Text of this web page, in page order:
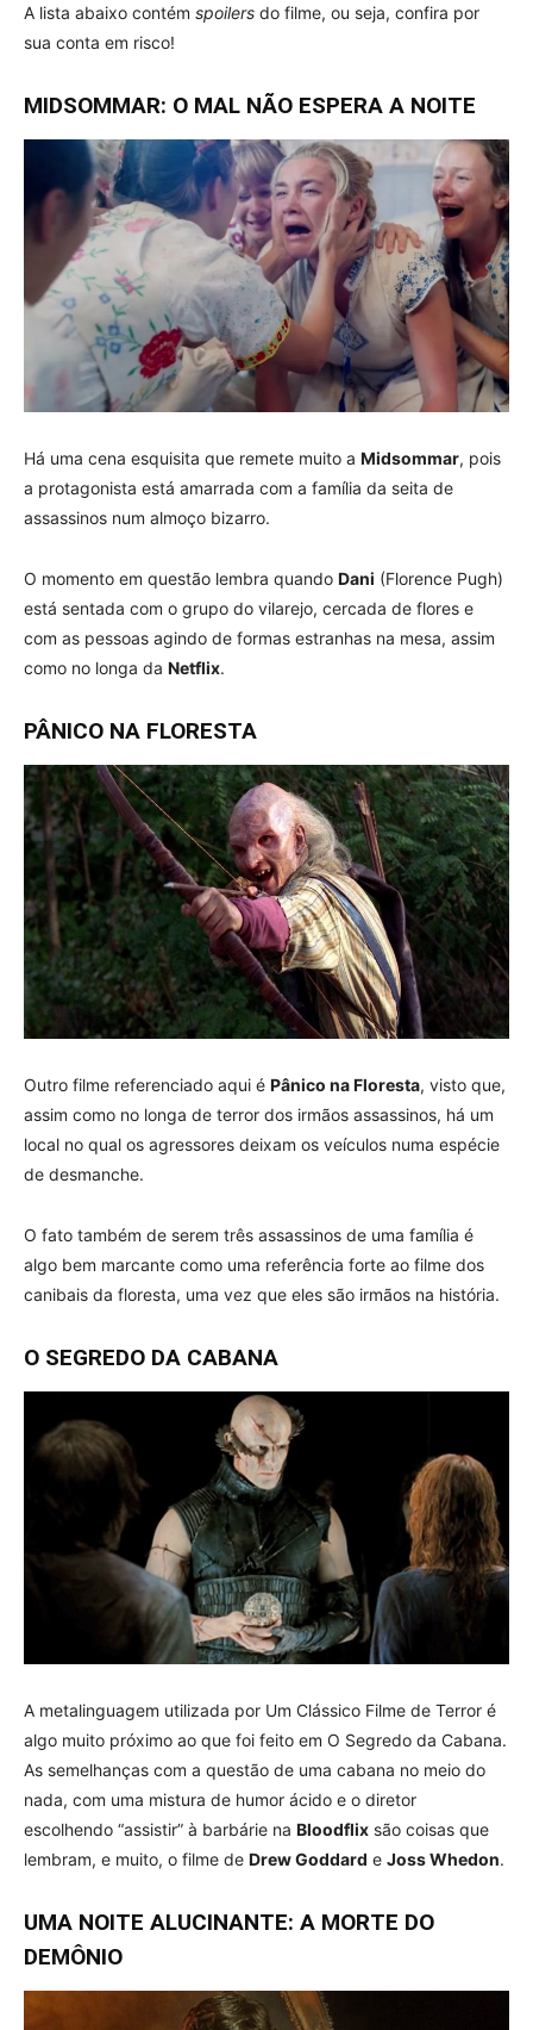
A lista abaixo contém spoilers do filme, ou seja, confira por
sua conta em risco!
MIDSOMMAR: O MAL NÃO ESPERA A NOITE
Há uma cena esquisita que remete muito a Midsommar, pois
a protagonista está amarrada com a família da seita de
assassinos num almoço bizarro.
O momento em questão lembra quando Dani (Florence Pugh)
está sentada com o grupo do vilarejo, cercada de flores e
com as pessoas agindo de formas estranhas na mesa, assim
como no longa da Netflix.
PÂNICO NA FLORESTA
Outro filme referenciado aqui é Pânico na Floresta, visto que,
assim como no longa de terror dos irmãos assassinos, há um
local no qual os agressores deixam os veículos numa espécie
de desmanche.
O fato também de serem três assassinos de uma família é
algo bem marcante como uma referência forte ao filme dos
canibais da floresta, uma vez que eles são irmãos na história.
O SEGREDO DA CABANA
A metalinguagem utilizada por Um Clássico Filme de Terror é
algo muito próximo ao que foi feito em O Segredo da Cabana.
As semelhanças com a questão de uma cabana no meio do
nada, com uma mistura de humor ácido e o diretor
escolhendo “assistir” à barbárie na Bloodflix são coisas que
lembram, e muito, o filme de Drew Goddard e Joss Whedon.
UMA NOITE ALUCINANTE: A MORTE DO
DEMÔNIO